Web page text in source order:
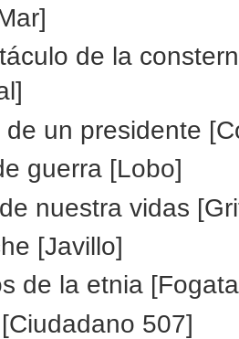
de la
un presidente
guerra [Lobo]
nuestra vidas
[Javillo]
de la etnia
507]